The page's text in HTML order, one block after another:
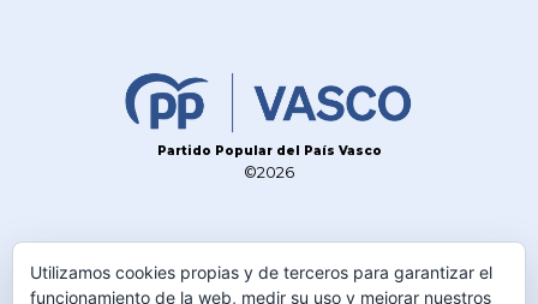
Partido Popular del País Vasco
©2026
CONTACTO
TELÉFONO
Utilizamos cookies propias y de terceros para garantizar el
funcionamiento de la web, medir su uso y mejorar nuestros